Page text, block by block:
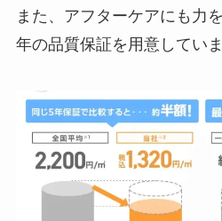
また、アフターケアにも力
年の品質保証を用意していま